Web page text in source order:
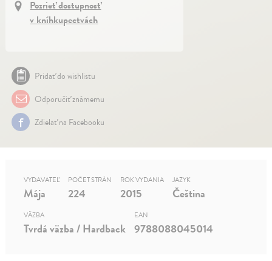
Pozrieť dostupnosť
v kníhkupectvách
Pridať do wishlistu
Odporučiť známemu
Zdielať na Facebooku
VYDAVATEĽ
Mája
POČET STRÁN
224
ROK VYDANIA
2015
JAZYK
Čeština
VÄZBA
Tvrdá väzba / Hardback
EAN
9788088045014